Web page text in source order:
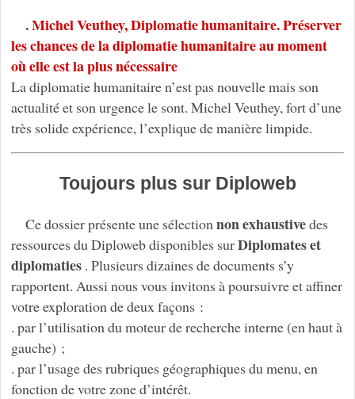
.Michel Veuthey, Diplomatie humanitaire. Préserver
les chances de la diplomatie humanitaire au moment
où elle est la plus nécessaire
La diplomatie humanitaire n’est pas nouvelle mais son
actualité et son urgence le sont. Michel Veuthey, fort d’une
très solide expérience, l’explique de manière limpide.
Toujours plus sur Diploweb
Ce dossier présente une sélection non exhaustivedes
ressources du Diploweb disponibles surDiplomates et
diplomaties . Plusieurs dizaines de documents s’y
rapportent. Aussi nous vous invitons à poursuivre et affiner
votre exploration de deux façons :
. par l’utilisation du moteur de recherche interne (en haut à
gauche) ;
. par l’usage des rubriques géographiques du menu, en
fonction de votre zone d’intérêt.